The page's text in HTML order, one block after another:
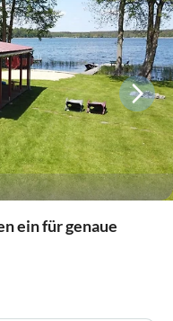
ein für genaue